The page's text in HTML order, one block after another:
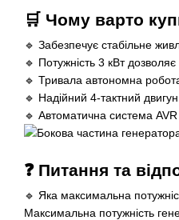
🛒 Чому варто
🔹 Забезпечує стабільне
🔹 Потужність 3 кВт
🔹 Тривала автономна
🔹 Надійний 4-тактний
🔹 Автоматична система AVR
❓ Питання та
🔹 Яка максимальна
Максимальна потужність